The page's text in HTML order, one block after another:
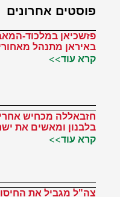
פוסטים אחרונים
פזשכיאן במלכוד-
באיראן מתנהל
קרא עוד>>
חזבאללה מכחיש
בלבנון ומאשים את
קרא עוד>>
צה"ל מגביל את